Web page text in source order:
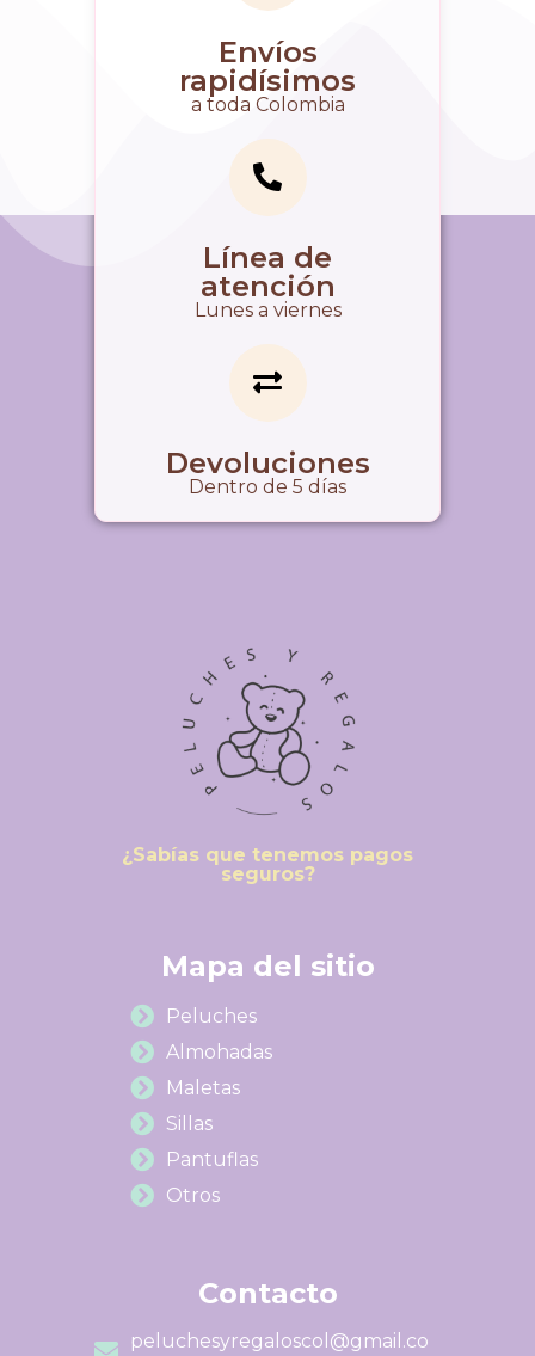
Envíos
rapidísimos
a toda Colombia
Línea de
atención
Lunes a viernes
Devoluciones
Dentro de 5 días
¿Sabías que tenemos pagos
seguros?
Mapa del sitio
Peluches
Almohadas
Maletas
Sillas
Pantuflas
Otros
Contacto
peluchesyregaloscol@gmail.co